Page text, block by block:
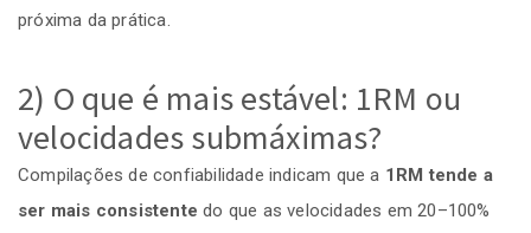
próxima da prática.
2) O que é mais estável: 1RM ou
velocidades submáximas?
Compilações de confiabilidade indicam que a 1RM tende a
ser mais consistente do que as velocidades em 20–100%